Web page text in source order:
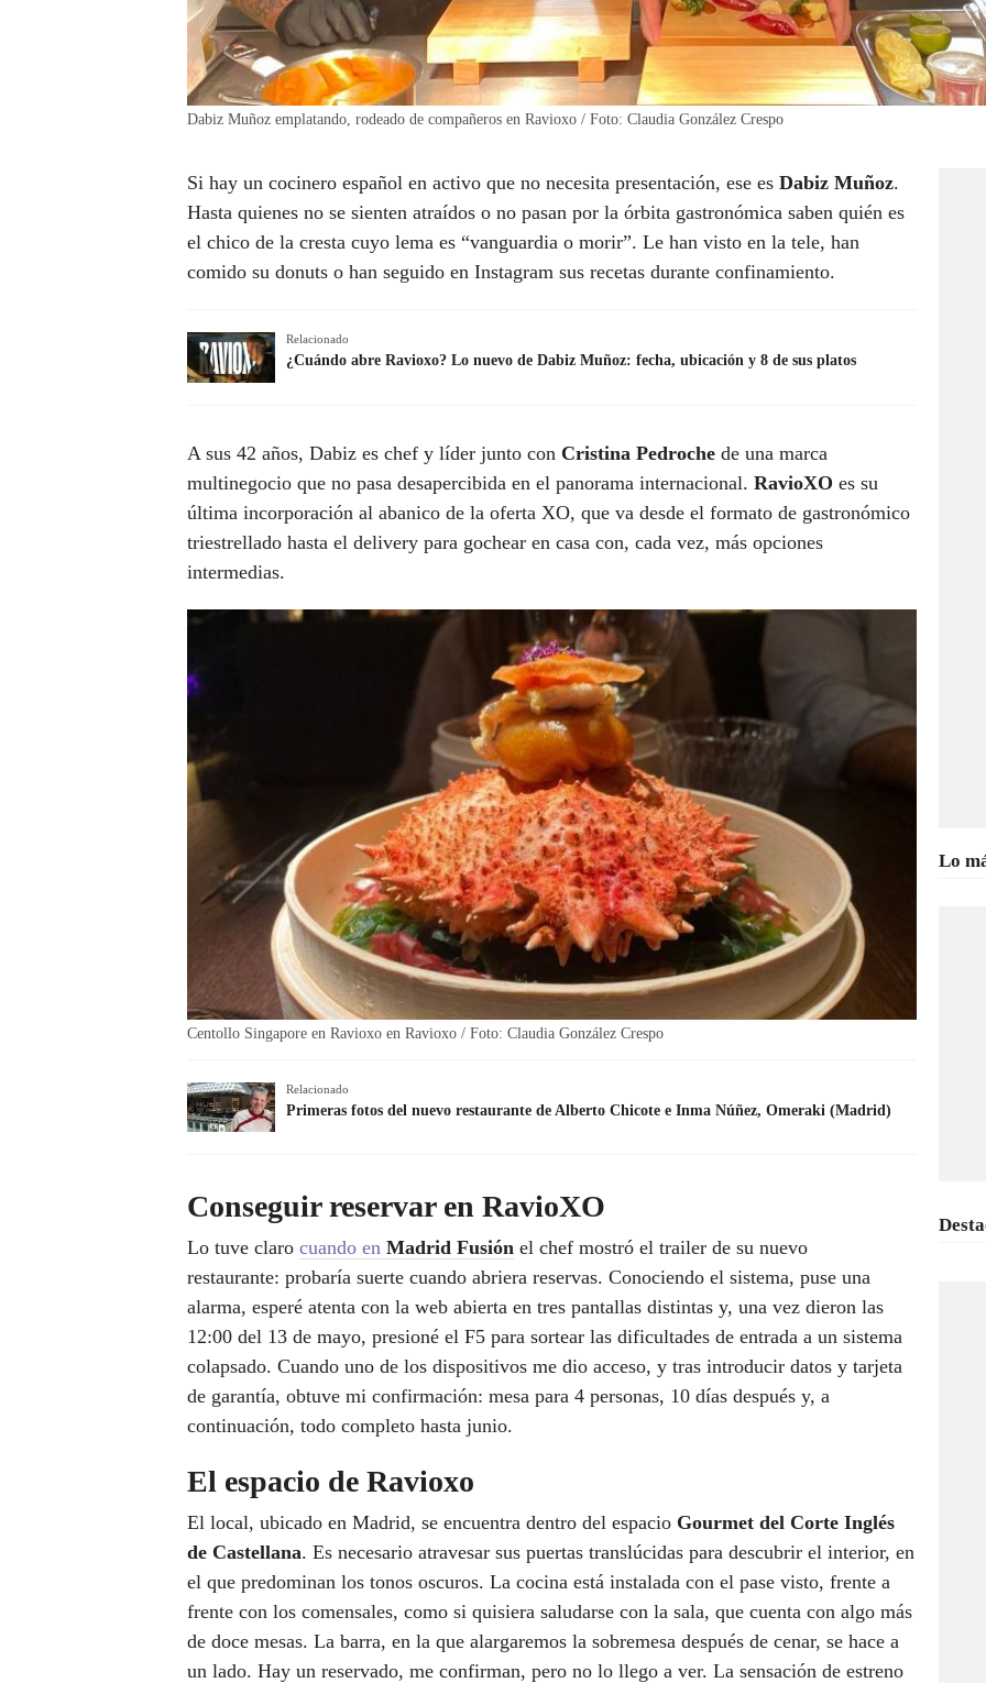
Dabiz Muñoz emplatando, rodeado de compañeros en Ravioxo / Foto: Claudia González Crespo
Si hay un cocinero español en activo que no necesita presentación, ese es Dabiz Muñoz.
Hasta quienes no se sienten atraídos o no pasan por la órbita gastronómica saben quién es
el chico de la cresta cuyo lema es “vanguardia o morir”. Le han visto en la tele, han
comido su donuts o han seguido en Instagram sus recetas durante confinamiento.
Relacionado
¿Cuándo abre Ravioxo? Lo nuevo de Dabiz Muñoz: fecha, ubicación y 8 de sus platos
A sus 42 años, Dabiz es chef y líder junto con Cristina Pedroche de una marca
multinegocio que no pasa desapercibida en el panorama internacional. RavioXO es su
última incorporación al abanico de la oferta XO, que va desde el formato de gastronómico
triestrellado hasta el delivery para gochear en casa con, cada vez, más opciones
intermedias.
Centollo Singapore en Ravioxo en Ravioxo / Foto: Claudia González Crespo
Relacionado
Primeras fotos del nuevo restaurante de Alberto Chicote e Inma Núñez, Omeraki (Madrid)
Conseguir reservar en RavioXO
Lo tuve claro cuando en Madrid Fusión el chef mostró el trailer de su nuevo
restaurante: probaría suerte cuando abriera reservas. Conociendo el sistema, puse una
alarma, esperé atenta con la web abierta en tres pantallas distintas y, una vez dieron las
12:00 del 13 de mayo, presioné el F5 para sortear las dificultades de entrada a un sistema
colapsado. Cuando uno de los dispositivos me dio acceso, y tras introducir datos y tarjeta
de garantía, obtuve mi confirmación: mesa para 4 personas, 10 días después y, a
continuación, todo completo hasta junio.
El espacio de Ravioxo
El local, ubicado en Madrid, se encuentra dentro del espacio Gourmet del Corte Inglés
de Castellana. Es necesario atravesar sus puertas translúcidas para descubrir el interior, en
el que predominan los tonos oscuros. La cocina está instalada con el pase visto, frente a
frente con los comensales, como si quisiera saludarse con la sala, que cuenta con algo más
de doce mesas. La barra, en la que alargaremos la sobremesa después de cenar, se hace a
un lado. Hay un reservado, me confirman, pero no lo llego a ver. La sensación de estreno
Lo